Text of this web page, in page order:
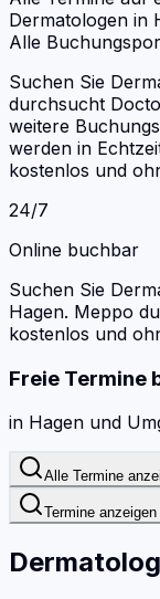
Dermatologen in
Alle
Suchen Sie
durchsucht
weitere
werden in
kostenlos und
24/7
Online buchbar
Suchen Sie
Hagen. Meppo
kostenlos und
Freie Termine
in Hagen und
Alle Termine
Termine anzeigen